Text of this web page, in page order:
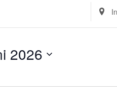
Voer
locatie
in.
Zoek
2026